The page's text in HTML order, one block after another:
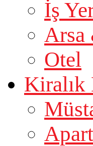
İş
Arsa
Otel
Kiralık